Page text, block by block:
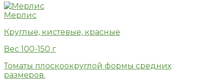
Мерлис
Круглые, кистевые, красные
Вес 100-150 г
Томаты плоскоокруглой формы средних
размеров.